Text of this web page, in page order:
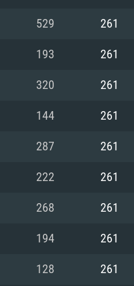
Linux
10/11 (64 bit)
i5 또는 Ryzen 5
11 이상을 지원
Sur 11.0
Xeon 은 지
드 인터넷
64bit
i7
을 지원하고, 최
지며 최신 그래
570 (6개월 미만;
529 261
193 261
320 261
144 261
287 261
222 261
268 261
194 261
128 261